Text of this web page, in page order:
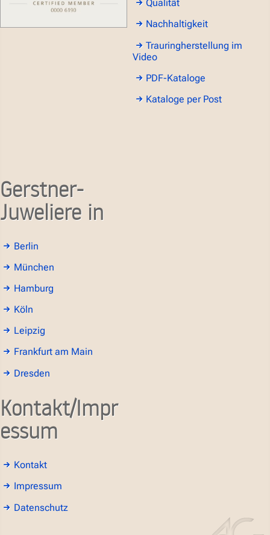
Qualität
Nachhaltigkeit
Trauringherstellung im
Video
PDF-Kataloge
Kataloge per Post
Gerstner-
Juweliere in
Berlin
München
Hamburg
Köln
Leipzig
Frankfurt am Main
Dresden
Kontakt/Impr
essum
Kontakt
Impressum
Datenschutz